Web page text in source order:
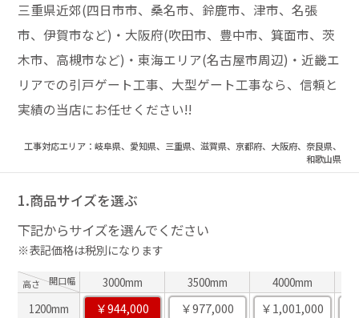
三重県近郊(四日市市、桑名市、鈴鹿市、津市、名張
市、伊賀市など)・大阪府(吹田市、豊中市、箕面市、茨
木市、高槻市など)・東海エリア(名古屋市周辺)・近畿エ
リアでの引戸ゲート工事、大型ゲート工事なら、信頼と
実績の当店にお任せください!!
工事対応エリア：岐阜県、愛知県、三重県、滋賀県、京都府、大阪府、奈良県、
和歌山県
1.商品サイズを選ぶ
下記からサイズを選んでください
※表記価格は税別になります
高さ 開口幅 3000mm 3500mm 4000mm
1200mm
￥944,000 ￥977,000 ￥1,001,000